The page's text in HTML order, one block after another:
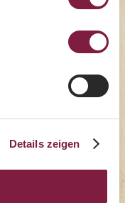
Details zeigen